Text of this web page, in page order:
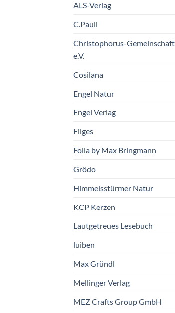
ALS-Verlag
C.Pauli
Christophorus-Gemeinschaft
e.V.
Cosilana
Engel Natur
Engel Verlag
Filges
Folia by Max Bringmann
Grödo
Himmelsstürmer Natur
KCP Kerzen
Lautgetreues Lesebuch
luiben
Max Gründl
Mellinger Verlag
MEZ Crafts Group GmbH
Zum
hinzufügen
Postkarte September
Taurus Kunstkarten